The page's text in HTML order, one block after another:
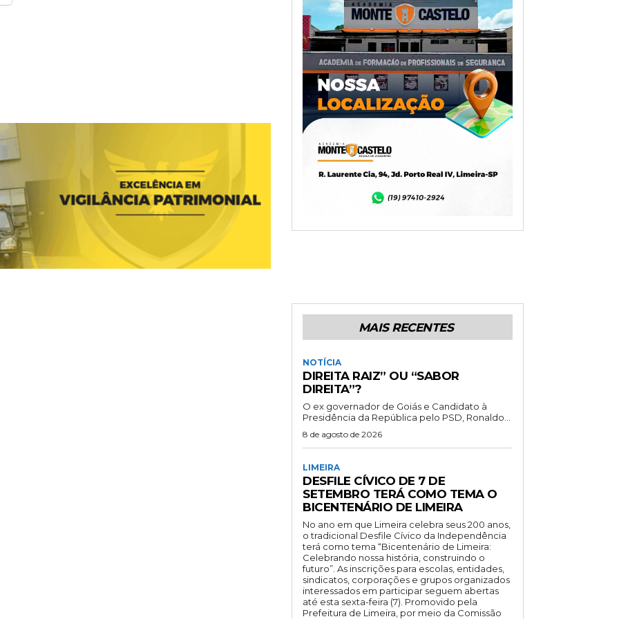
MAIS RECENTES
NOTÍCIA
DIREITA RAIZ” OU “SABOR
DIREITA”?
O ex governador de Goiás e Candidato à
Presidência da República pelo PSD, Ronaldo...
8 de agosto de 2026
LIMEIRA
DESFILE CÍVICO DE 7 DE
SETEMBRO TERÁ COMO TEMA O
BICENTENÁRIO DE LIMEIRA
No ano em que Limeira celebra seus 200 anos,
o tradicional Desfile Cívico da Independência
terá como tema “Bicentenário de Limeira:
Celebrando nossa história, construindo o
futuro”. As inscrições para escolas, entidades,
sindicatos, corporações e grupos organizados
interessados em participar seguem abertas
até esta sexta-feira (7). Promovido pela
Prefeitura de Limeira, por meio da Comissão